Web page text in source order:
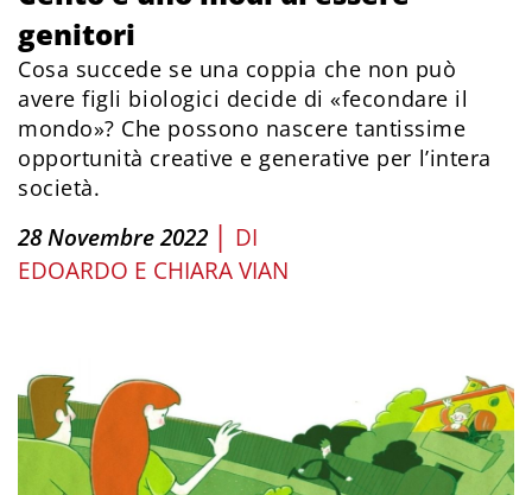
genitori
Cosa succede se una coppia che non può
avere figli biologici decide di «fecondare il
mondo»? Che possono nascere tantissime
opportunità creative e generative per l’intera
società.
28 Novembre 2022 | DI
EDOARDO E CHIARA VIAN